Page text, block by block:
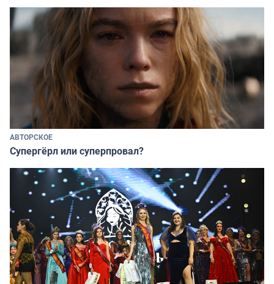
АВТОРСКОЕ
Супергёрл или суперпровал?